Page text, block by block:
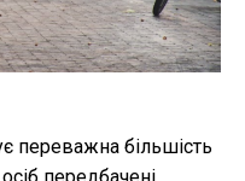
переважна більшість